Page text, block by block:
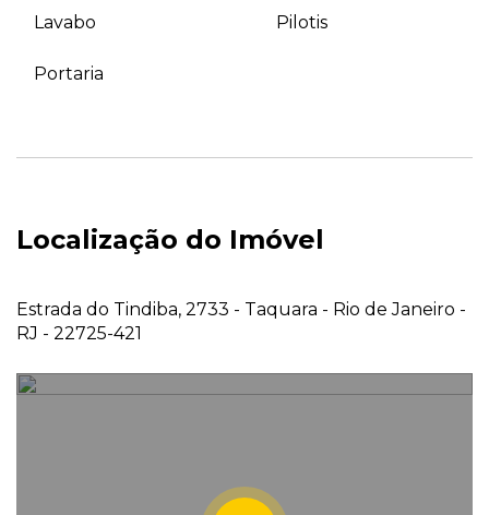
Lavabo Pilotis
Portaria
Localização do Imóvel
Estrada do Tindiba, 2733 - Taquara - Rio de Janeiro -
RJ - 22725-421